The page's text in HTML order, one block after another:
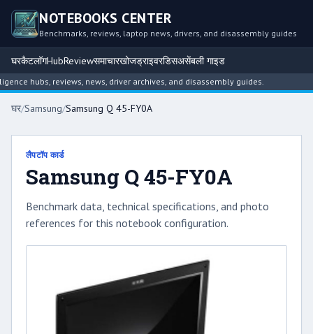
NOTEBOOKS CENTER
Benchmarks, reviews, laptop news, drivers, and disassembly guides
घरकैटलॉगHubReviewसमाचारखोजड्राइवरडिसअसेंबली गाइड
hubs, reviews, news, driver archives, and disassembly guides.
घर/Samsung/Samsung Q 45-FY0A
लैपटॉप कार्ड
Samsung Q 45-FY0A
Benchmark data, technical specifications, and photo
references for this notebook configuration.